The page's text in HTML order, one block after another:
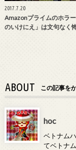
2017.7.20
Amazonプライムのホラ
のいけにえ」は文句なく
ABOUT この記事を
hoc
ベトナム
てベトナ